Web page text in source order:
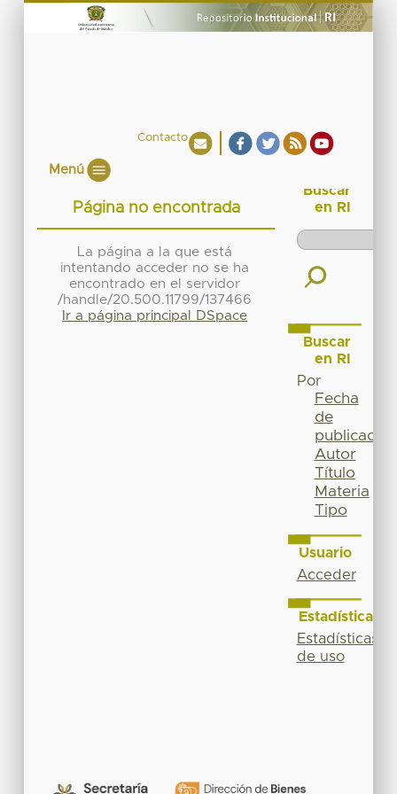
Contacto
Menú
Página no encontrada
La página a la que está
intentando acceder no se ha
encontrado en el servidor
/handle/20.500.11799/137466
Ir a página principal DSpace
Buscar
en RI
Buscar
en RI
Por
Fecha
de
publicación
Autor
Título
Materia
Tipo
Usuario
Acceder
Estadísticas
Estadísticas
de uso